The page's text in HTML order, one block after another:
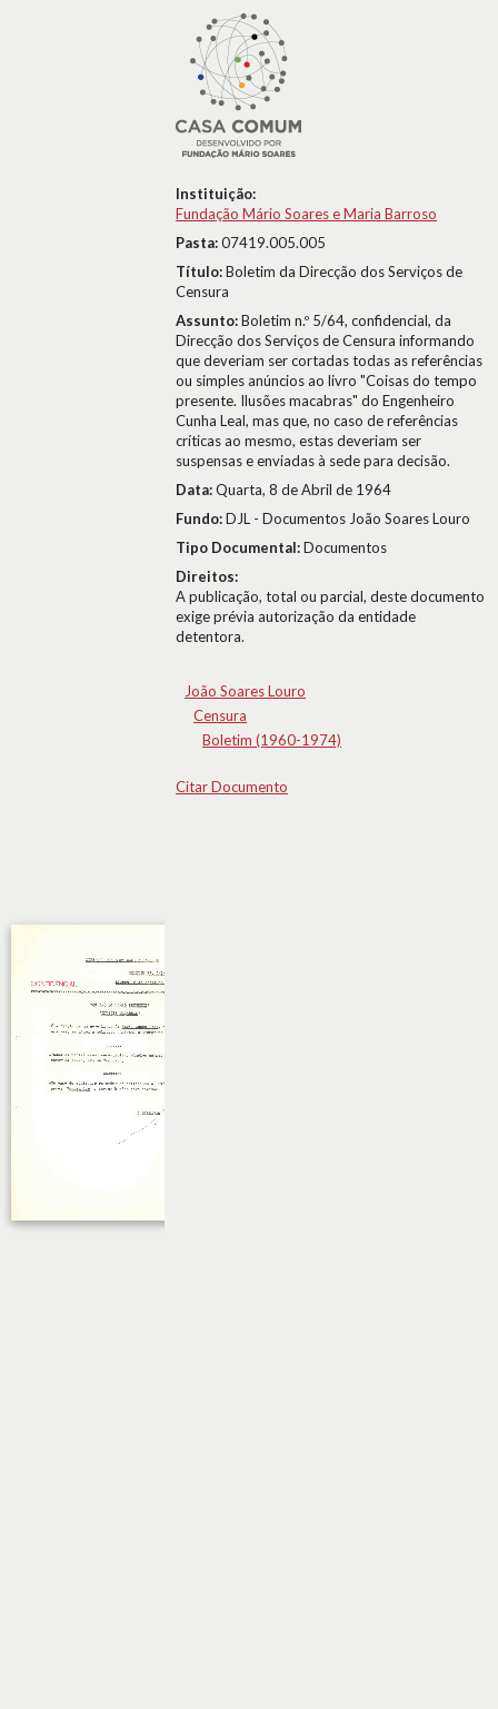
Instituição:
Fundação Mário Soares e Maria Barroso
Pasta:07419.005.005
Título:Boletim da Direcção dos Serviços de
Censura
Assunto:Boletim n.º 5/64, confidencial, da
Direcção dos Serviços de Censura informando
que deveriam ser cortadas todas as referências
ou simples anúncios ao livro "Coisas do tempo
presente. Ilusões macabras" do Engenheiro
Cunha Leal, mas que, no caso de referências
críticas ao mesmo, estas deveriam ser
suspensas e enviadas à sede para decisão.
Data:Quarta, 8 de Abril de 1964
Fundo:DJL - Documentos João Soares Louro
Tipo Documental:Documentos
Direitos:
A publicação, total ou parcial, deste documento
exige prévia autorização da entidade
detentora.
João Soares Louro
Censura
Boletim (1960-1974)
Citar Documento